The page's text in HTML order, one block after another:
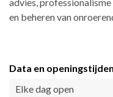
en beheren van
Data en openingstijden
Elke dag open